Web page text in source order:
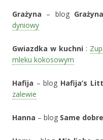
Grażyna – blog
dyniowy
Gwiazdka w kuchni :
mleku kokosowym
Hafija – blog Hafija’s
zalewie
Hanna – blog Same